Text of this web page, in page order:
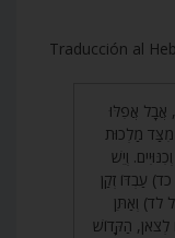
Traducción al
אֲבָל אֲפִלּוּ
מַלְכוּת
וְיֵשׁ
עַבְדּוֹ זְקַן
לד) וְאַתֵּן
לְצֹאן, הַקָּדוֹשׁ